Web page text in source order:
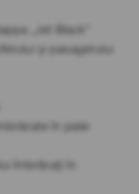
„Jet Black”
și pasagerului
în piele
îmbrăcați în